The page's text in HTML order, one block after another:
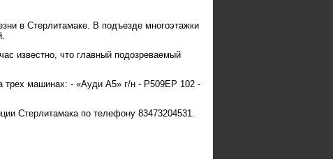
в Стерлитамаке. В подъезде многоэтажки
известно, что главный подозреваемый
трех машинах: - «Ауди А5» г/н - Р509ЕР 102 -
Стерлитамака по телефону 83473204531.